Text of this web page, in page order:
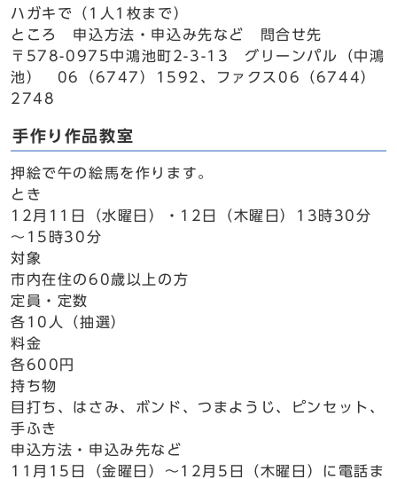
ハガキで（1人1枚まで）
ところ 申込方法・申込み先など 問合せ先
〒578-0975中鴻池町2-3-13 グリーンパル（中鴻
池） 06（6747）1592、ファクス06（6744）
2748
手作り作品教室
押絵で午の絵馬を作ります。
とき
12月11日（水曜日）・12日（木曜日）13時30分
～15時30分
対象
市内在住の60歳以上の方
定員・定数
各10人（抽選）
料金
各600円
持ち物
目打ち、はさみ、ボンド、つまようじ、ピンセット、
手ふき
申込方法・申込み先など
11月15日（金曜日）～12月5日（木曜日）に電話ま